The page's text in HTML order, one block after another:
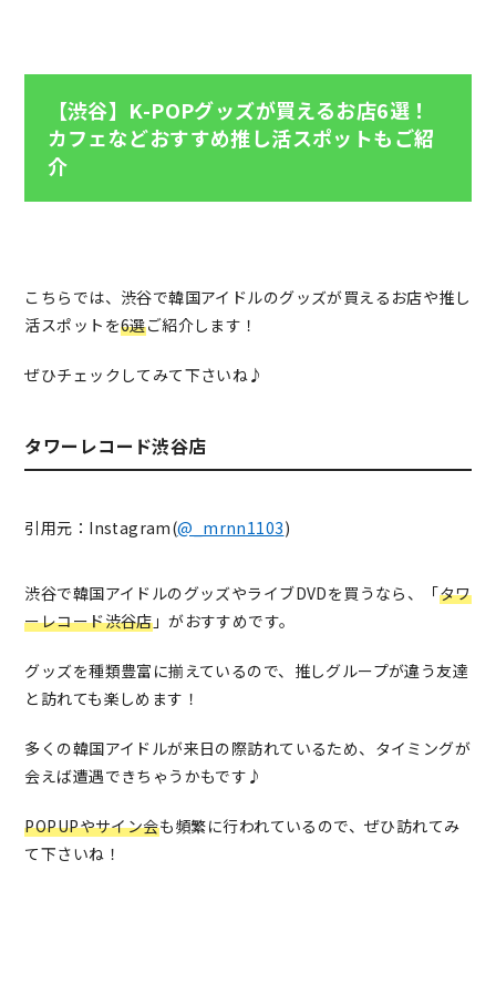
【渋谷】K-POPグッズが買えるお店6選！
カフェなどおすすめ推し活スポットもご紹
介
こちらでは、渋谷で韓国アイドルのグッズが買えるお店や推し
活スポットを6選ご紹介します！
ぜひチェックしてみて下さいね♪
タワーレコード渋谷店
引用元：Instagram(@_mrnn1103)
渋谷で韓国アイドルのグッズやライブDVDを買うなら、「タワ
ーレコード渋谷店」がおすすめです。
グッズを種類豊富に揃えているので、推しグループが違う友達
と訪れても楽しめます！
多くの韓国アイドルが来日の際訪れているため、タイミングが
会えば遭遇できちゃうかもです♪
POPUPやサイン会も頻繁に行われているので、ぜひ訪れてみ
て下さいね！